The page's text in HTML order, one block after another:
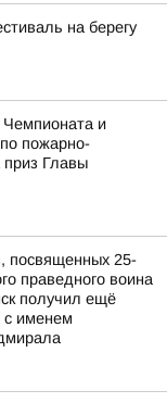
на берегу
Чемпионата и
пожарно-
приз Главы
посвященных 25-
праведного воина
получил ещё
с именем